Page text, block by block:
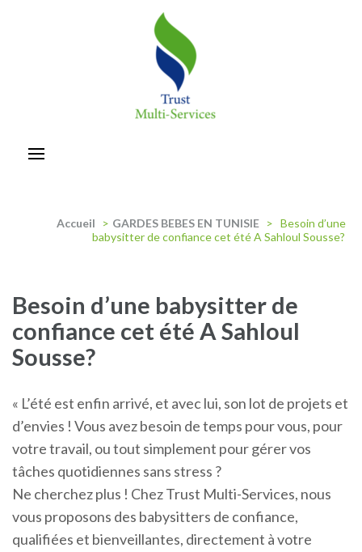
Accueil > GARDES BEBES EN TUNISIE > Besoin d’une
babysitter de confiance cet été A Sahloul Sousse?
Besoin d’une babysitter de
confiance cet été A Sahloul
Sousse?
« L’été est enfin arrivé, et avec lui, son lot de projets et
d’envies ! Vous avez besoin de temps pour vous, pour
votre travail, ou tout simplement pour gérer vos
tâches quotidiennes sans stress ?
Ne cherchez plus ! Chez Trust Multi-Services, nous
vous proposons des babysitters de confiance,
qualifiées et bienveillantes, directement à votre